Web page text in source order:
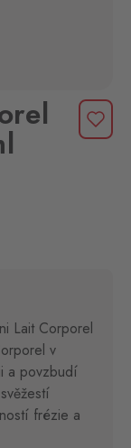
Lait Corporel
v
a povzbudí
frézie a